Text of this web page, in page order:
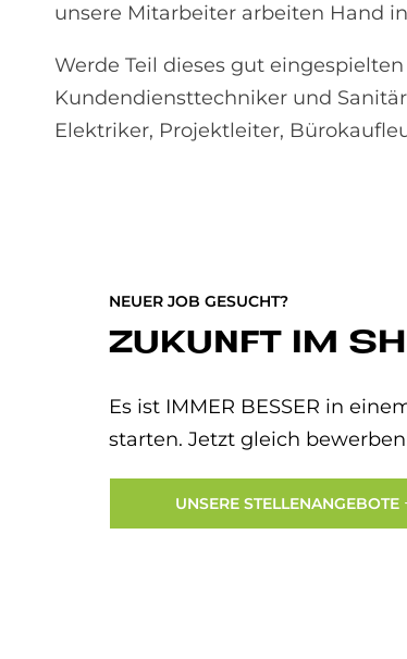
unsere Mitarbeiter arbeiten Hand
Werde Teil dieses gut
Kundendiensttechniker und
Elektriker, Projektleiter,
NEUER JOB GESUCHT?
ZUKUNFT IM
Es ist IMMER BESSER in
starten. Jetzt gleich
UNSERE STELLENANGEBOTE